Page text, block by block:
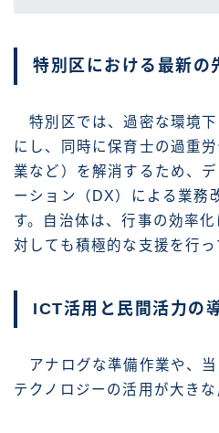
特別区における最新の
特別区では、過密な環境
にし、同時に保育士の過重
業など）を解消するため、
ーション（DX）による業務
す。自治体は、行事の効率
対しても積極的な支援を行っ
ICT活用と民間活力の
アナログな準備作業や、当
テクノロジーの活用が大きな